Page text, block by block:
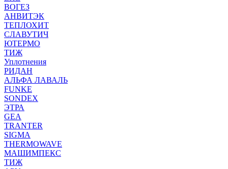
ВОГЕЗ
АНВИТЭК
ТЕПЛОХИТ
СЛАВУТИЧ
ЮТЕРМО
ТИЖ
Уплотнения
РИДАН
АЛЬФА ЛАВАЛЬ
FUNKE
SONDEX
ЭТРА
GEA
TRANTER
SIGMA
THERMOWAVE
МАШИМПЕКС
ТИЖ